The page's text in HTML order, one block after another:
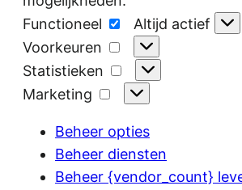
Functioneel
Functioneel
Altijd actief
Voorkeuren
Voorkeuren
Statistieken
Statistieken
Marketing
Marketing
Beheer opties
Beheer diensten
Beheer {vendor_count}